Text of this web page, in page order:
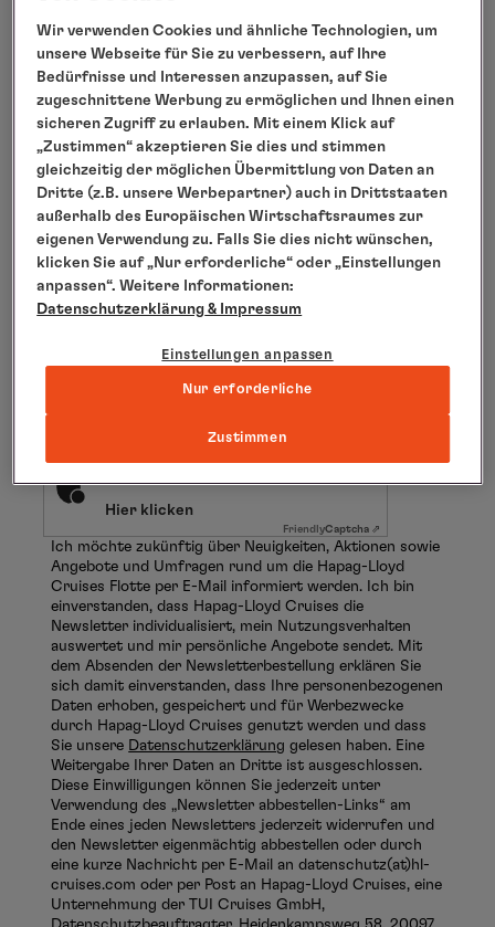
Vorname
Nachname
Hier klicken
FriendlyCaptcha ⇗
Ich möchte zukünftig über Neuigkeiten, Aktionen sowie
Angebote und Umfragen rund um die Hapag-Lloyd
Cruises Flotte per E-Mail informiert werden. Ich bin
einverstanden, dass Hapag-Lloyd Cruises die
Newsletter individualisiert, mein Nutzungsverhalten
auswertet und mir persönliche Angebote sendet. Mit
dem Absenden der Newsletterbestellung erklären Sie
sich damit einverstanden, dass Ihre personenbezogenen
Daten erhoben, gespeichert und für Werbezwecke
durch Hapag-Lloyd Cruises genutzt werden und dass
Sie unsere Datenschutzerklärung gelesen haben. Eine
Weitergabe Ihrer Daten an Dritte ist ausgeschlossen.
Diese Einwilligungen können Sie jederzeit unter
Verwendung des „Newsletter abbestellen-Links“ am
Ende eines jeden Newsletters jederzeit widerrufen und
den Newsletter eigenmächtig abbestellen oder durch
eine kurze Nachricht per E-Mail an datenschutz(at)hl-
cruises.com oder per Post an Hapag-Lloyd Cruises, eine
Unternehmung der TUI Cruises GmbH,
Wir verwenden Cookies und ähnliche Technologien, um
unsere Webseite für Sie zu verbessern, auf Ihre
Bedürfnisse und Interessen anzupassen, auf Sie
zugeschnittene Werbung zu ermöglichen und Ihnen einen
sicheren Zugriff zu erlauben. Mit einem Klick auf
„Zustimmen“ akzeptieren Sie dies und stimmen
gleichzeitig der möglichen Übermittlung von Daten an
Dritte (z.B. unsere Werbepartner) auch in Drittstaaten
außerhalb des Europäischen Wirtschaftsraumes zur
eigenen Verwendung zu. Falls Sie dies nicht wünschen,
klicken Sie auf „Nur erforderliche“ oder „Einstellungen
anpassen“. Weitere Informationen:
Datenschutzerklärung & Impressum
Einstellungen anpassen
Nur erforderliche
Zustimmen